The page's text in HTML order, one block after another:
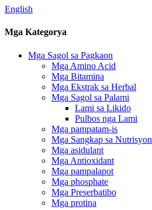
English
Mga Kategorya
Mga Sagol sa Pagkaon
Mga Amino Acid
Mga Bitamina
Mga Ekstrak sa Herbal
Mga Sagol sa Palami
Lami sa Likido
Pulbos nga Lami
Mga pampatam-is
Mga Sangkap sa Nutrisyon
Mga asidulant
Mga Antioxidant
Mga pampalapot
Mga phosphate
Mga Preserbatibo
Mga protina